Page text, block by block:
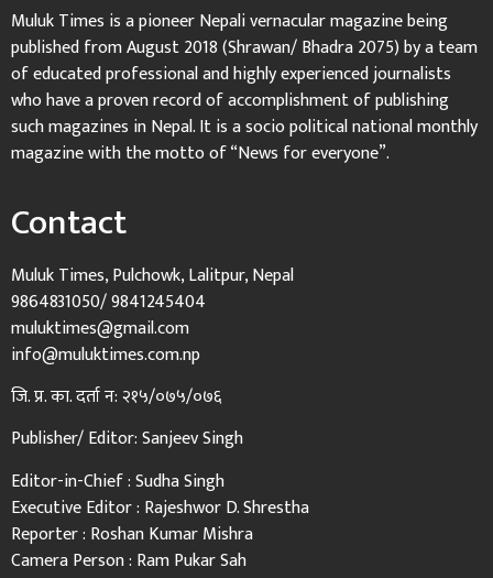
Muluk Times is a pioneer Nepali vernacular magazine being
published from August 2018 (Shrawan/ Bhadra 2075) by a team
of educated professional and highly experienced journalists
who have a proven record of accomplishment of publishing
such magazines in Nepal. It is a socio political national monthly
magazine with the motto of “News for everyone”.
Contact
Muluk Times, Pulchowk, Lalitpur, Nepal
9864831050/ 9841245404
muluktimes@gmail.com
info@muluktimes.com.np
जि. प्र. का. दर्ता न: २१५/०७५/०७६
Publisher/ Editor: Sanjeev Singh
Editor-in-Chief : Sudha Singh
Executive Editor : Rajeshwor D. Shrestha
Reporter : Roshan Kumar Mishra
Camera Person : Ram Pukar Sah